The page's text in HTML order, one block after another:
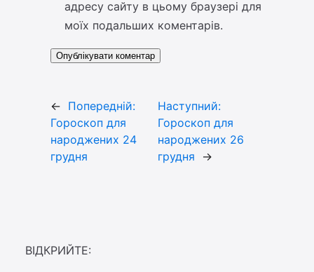
адресу сайту в цьому браузері для
моїх подальших коментарів.
← Попередній:
Гороскоп для
народжених 24
грудня
Наступний:
Гороскоп для
народжених 26
грудня
→
ВІДКРИЙТЕ: